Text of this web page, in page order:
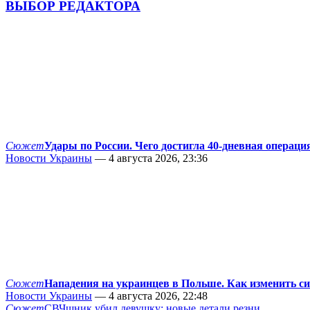
ВЫБОР РЕДАКТОРА
СюжетУдары по России. Чего достигла 40-дневная
Новости Украины — 4 августа 2026, 23:36
СюжетНападения на украинцев в Польше. Как изменить
Новости Украины — 4 августа 2026, 22:48